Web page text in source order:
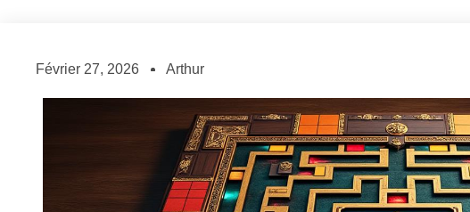
Février 27, 2026 Arthur